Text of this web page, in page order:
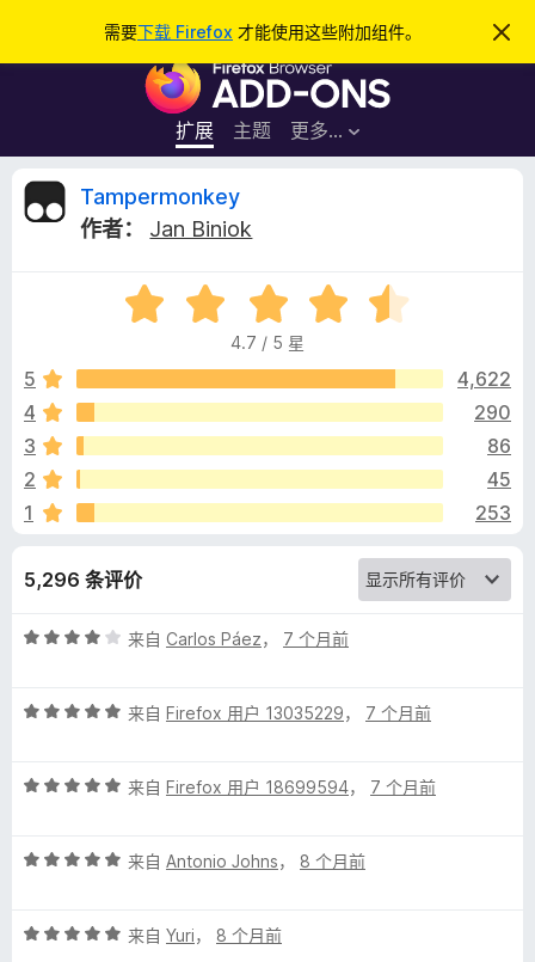
需要下载 Firefox 才能使用这些附加组件。
忽
此
F
r
e
览
器
附
加
件
扩展 主题 更多…
登录
T
p
e
r
o
k
e
y
Tampermonkey
作者：
Jan Biniok
评
分
.
/
4.7 / 5 星
5
4,622
4
290
3
86
2
45
1
253
5,296 条评价
评
/
来自 Carlos Páez， 7 个月前
评
/
来自 Firefox 用户 13035229， 7 个月前
评
/
来自 Firefox 用户 18699594， 7 个月前
评
/
来自 Antonio Johns， 8 个月前
评
来自 Yuri， 8 个月前